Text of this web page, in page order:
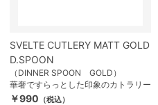
SVELTE CUTLERY MATT GOLD
D.SPOON
（DINNER SPOON GOLD）
華奢ですらっとした印象のカトラリー
￥990 （税込）